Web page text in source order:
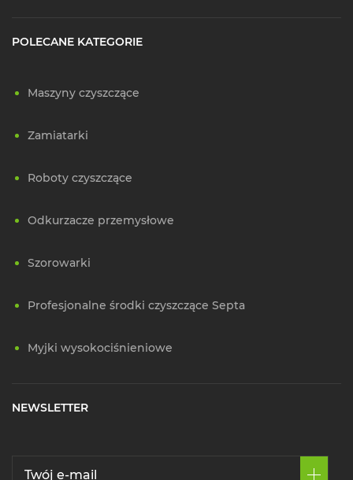
POLECANE KATEGORIE
Maszyny czyszczące
Zamiatarki
Roboty czyszczące
Odkurzacze przemysłowe
Szorowarki
Profesjonalne środki czyszczące Septa
Myjki wysokociśnieniowe
NEWSLETTER